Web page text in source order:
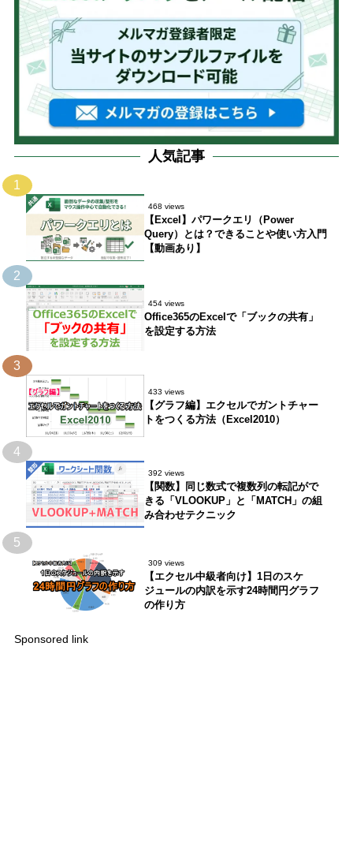
人気記事
1
468 views
【Excel】パワークエリ（Power
Query）とは？できることや使い方入門
【動画あり】
2
454 views
Office365のExcelで「ブックの共有」
を設定する方法
3
433 views
【グラフ編】エクセルでガントチャー
トをつくる方法（Excel2010）
4
392 views
【関数】同じ数式で複数列の転記がで
きる「VLOOKUP」と「MATCH」の組
み合わせテクニック
5
309 views
【エクセル中級者向け】1日のスケ
ジュールの内訳を示す24時間円グラフ
の作り方
Sponsored link